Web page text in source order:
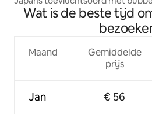
Corralco
Wat is de beste tijd
Maand
Jan
Gemiddelde
prijs
€ 56